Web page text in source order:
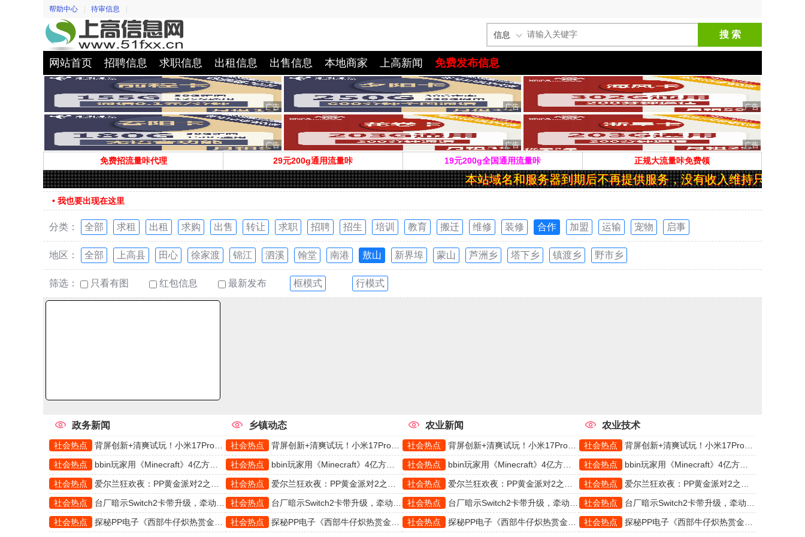
帮助中心 待审信息
信息 搜 索
网站首页 招聘信息 求职信息 出租信息 出售信息 本地商家 上高新闻 免费发布信息
免费招流量咔代理 29元200g通用流量咔 19元200g全国通用流量咔 正规大流量咔免费领
本站域名和服务器到期后不再提供服务，没有收入维持只能关站。
• 我也要出现在这里
分类： 全部 求租 出租 求购 出售 转让 求职 招聘 招生 培训 教育 搬迁 维修 装修 合作 加盟 运输 宠物 启事
地区： 全部 上高县 田心 徐家渡 锦江 泗溪 翰堂 南港 敖山 新界埠 蒙山 芦洲乡 塔下乡 镇渡乡 野市乡
筛选： 只看有图 红包信息 最新发布 框模式 行模式
政务新闻
社会热点
背屏创新+清爽试玩！小米17Pro携手PP冰薄荷掀起热潮
社会热点
bbin玩家用《Minecraft》4亿方块，打造史上最庞大的红石AI
社会热点
爱尔兰狂欢夜：PP黄金派对2之狂欢教你把重转玩成艺术
社会热点
台厂暗示Switch2卡带升级，牵动CQ9游戏玩家关注！
社会热点
探秘PP电子《西部牛仔炽热赏金》的独特游戏魅力
乡镇动态
社会热点
背屏创新+清爽试玩！小米17Pro携手PP冰薄荷掀起热潮
社会热点
bbin玩家用《Minecraft》4亿方块，打造史上最庞大的红石AI
社会热点
爱尔兰狂欢夜：PP黄金派对2之狂欢教你把重转玩成艺术
社会热点
台厂暗示Switch2卡带升级，牵动CQ9游戏玩家关注！
社会热点
探秘PP电子《西部牛仔炽热赏金》的独特游戏魅力
农业新闻
社会热点
背屏创新+清爽试玩！小米17Pro携手PP冰薄荷掀起热潮
社会热点
bbin玩家用《Minecraft》4亿方块，打造史上最庞大的红石AI
社会热点
爱尔兰狂欢夜：PP黄金派对2之狂欢教你把重转玩成艺术
社会热点
台厂暗示Switch2卡带升级，牵动CQ9游戏玩家关注！
社会热点
探秘PP电子《西部牛仔炽热赏金》的独特游戏魅力
农业技术
社会热点
背屏创新+清爽试玩！小米17Pro携手PP冰薄荷掀起热潮
社会热点
bbin玩家用《Minecraft》4亿方块，打造史上最庞大的红石AI
社会热点
爱尔兰狂欢夜：PP黄金派对2之狂欢教你把重转玩成艺术
社会热点
台厂暗示Switch2卡带升级，牵动CQ9游戏玩家关注！
社会热点
探秘PP电子《西部牛仔炽热赏金》的独特游戏魅力